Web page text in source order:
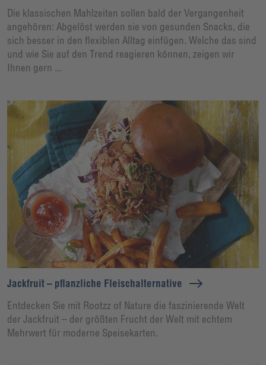
Die klassischen Mahlzeiten sollen bald der Vergangenheit
angehören: Abgelöst werden sie von gesunden Snacks, die
sich besser in den flexiblen Alltag einfügen. Welche das sind
und wie Sie auf den Trend reagieren können, zeigen wir
Ihnen gern ...
Jackfruit – pflanzliche Fleischalternative
Entdecken Sie mit Rootzz of Nature die faszinierende Welt
der Jackfruit – der größten Frucht der Welt mit echtem
Mehrwert für moderne Speisekarten.